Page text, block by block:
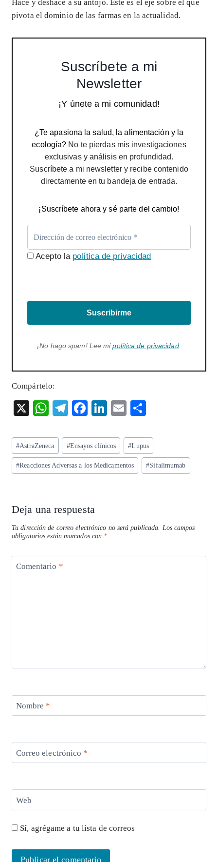
Hace y deshace a su antojo. Este es el eje sobre el que
pivota el dominio de las farmas en la actualidad.
Suscríbete a mi
Newsletter
¡Y únete a mi comunidad!
¿Te apasiona la salud, la alimentación y la
ecología? No te pierdas mis investigaciones
exclusivas y análisis en profundidad.
Suscríbete a mi newsletter y recibe contenido
directamente en tu bandeja de entrada.
¡Suscríbete ahora y sé parte del cambio!
Acepto la política de privacidad
Suscribirme
¡No hago spam! Lee mipolítica de privacidad.
Compártelo:
X
W
ts
A
p
T
eg
ra
m
F
eb
o
o
Li
ke
dI
n
E
ai
l
re
Etiquetas
de
la
#AstraZeneca #Ensayos clínicos #Lupus
#Reacciones Adversas a los Medicamentos #Sifalimumab
Deja una respuesta
Tu dirección de correo electrónico no será publicada.
Los campos
obligatorios están marcados con *
Comentario *
Nombre *
Correo electrónico *
Web
Sí, agrégame a tu lista de correos